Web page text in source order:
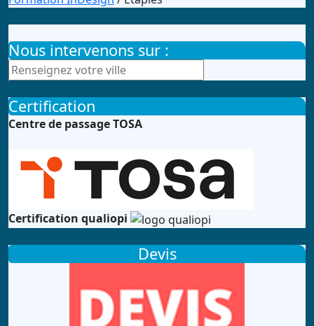
Nous intervenons sur :
Certification
Centre de passage TOSA
Certification qualiopi
Devis